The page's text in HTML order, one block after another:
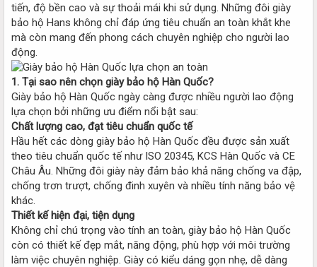
tiến, độ bền cao và sự thoải mái khi sử dụng. Những đôi giày
bảo hộ Hans không chỉ đáp ứng tiêu chuẩn an toàn khắt khe
mà còn mang đến phong cách chuyên nghiệp cho người lao
động.
1. Tại sao nên chọn giày bảo hộ Hàn Quốc?
Giày bảo hộ Hàn Quốc ngày càng được nhiều người lao động
lựa chọn bởi những ưu điểm nổi bật sau:
Chất lượng cao, đạt tiêu chuẩn quốc tế
Hầu hết các dòng giày bảo hộ Hàn Quốc đều được sản xuất
theo tiêu chuẩn quốc tế như ISO 20345, KCS Hàn Quốc và CE
Châu Âu. Những đôi giày này đảm bảo khả năng chống va đập,
chống trơn trượt, chống đinh xuyên và nhiều tính năng bảo vệ
khác.
Thiết kế hiện đại, tiện dụng
Không chỉ chú trọng vào tính an toàn, giày bảo hộ Hàn Quốc
còn có thiết kế đẹp mắt, năng động, phù hợp với môi trường
làm việc chuyên nghiệp. Giày có kiểu dáng gọn nhẹ, dễ dàng